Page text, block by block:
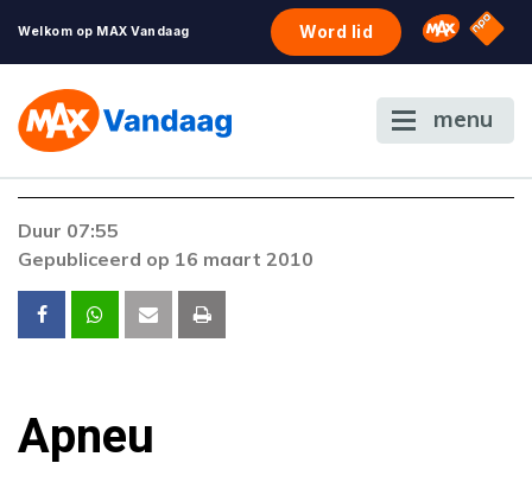
Welkom op MAX Vandaag Word lid Omroep
NPO
menu
De gewenste stream is op dit moment niet
voordoen, neem dan contact op met onze
klantenservice.
Duur 07:55
Gepubliceerd op 16 maart 2010
Apneu